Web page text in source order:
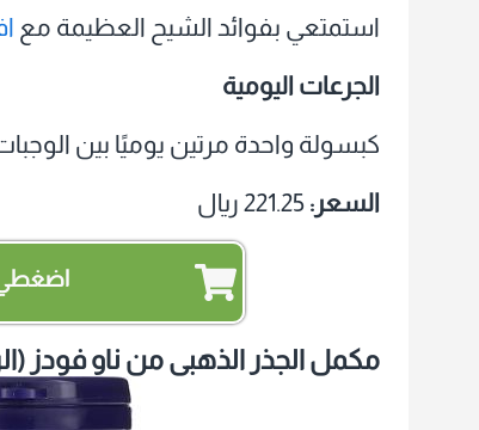
استمتعي بفوائد الشيح العظيمة مع
الجرعات اليومية
كبسولة واحدة مرتين يوميًا بين
السعر: 221.25 ريال
اضغطي
مكمل الجذر الذهبي من ناو فودز